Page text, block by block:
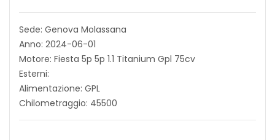
Sede: Genova Molassana
Anno: 2024-06-01
Motore: Fiesta 5p 5p 1.1 Titanium Gpl 75cv
Esterni:
Alimentazione: GPL
Chilometraggio: 45500